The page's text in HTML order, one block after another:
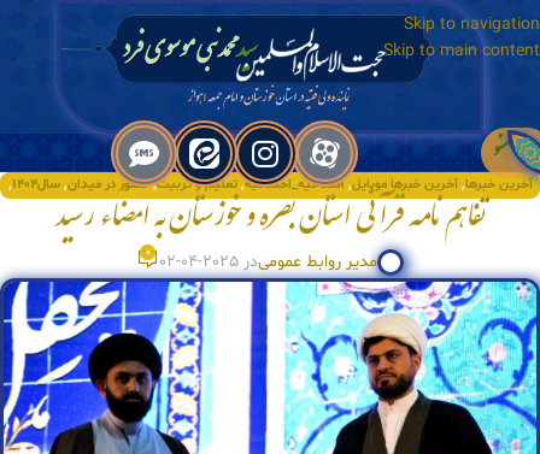
Skip to navigation
Skip to main content
منو
آخرین خبرها,آخرین خبرها موبایل,افتتاحیه_اختتامیه,تعلیم و تربیت,حضور در میدان,سال۱۴۰۴
,
سبک زندگی ,عکس, فروردین‌ماه۱۴۰۴ قرآن و عترت , همایش, ویژه
تفاهم نامه قرآنی استان بصره و خوزستان به امضاء رسید
مدیر روابط عمومیدر 2025-04-02 0